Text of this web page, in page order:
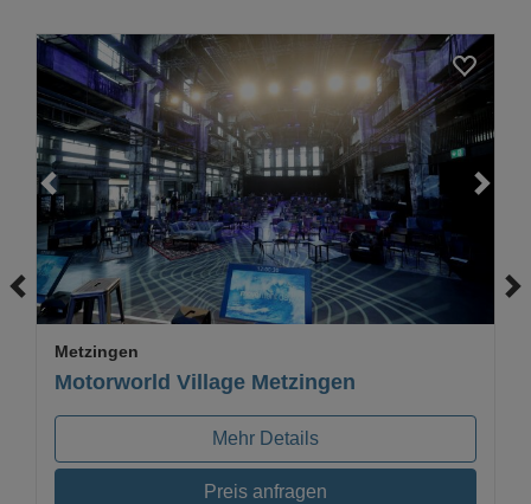
Loading...
Motorworld Village Metzingen
Metzingen
Mehr Details
Preis anfragen